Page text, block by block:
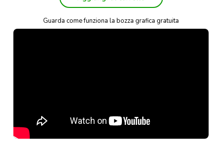
Guarda come funziona la bozza grafica gratuita